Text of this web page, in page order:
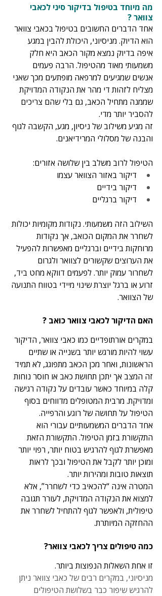
מה מיוחד בטיפול בדיקור סיני לכאבי
צוואר ?
אחד הדברים החשובים בטיפול בכאבי צוואר
הוא הדיוק. מניסיוני, היכולת להבין במגע
איפה בדיוק נמצא מקור הכאב היא חלק
משמעותי מאוד מהטיפול. הרבה פעמים
אנשים שמגיעים למרפאה מופתעים מכך שאני
מצליח לזהות די מהר את הנקודה המדויקת
שממנה מתחיל הכאב, גם בלי שהם צריכים
להסביר יותר מדי.
זה מגיע משילוב של ניסיון, מגע, הקשבה לגוף
והבנה של מסלולי המרידיאנים.
הטיפול לרוב משלב בין שלושה אזורים:
דיקור באזור הצוואר עצמו
דיקור בידיים
דיקור ברגליים
השילוב הזה משמעותי. נקודות מקומיות יכולות
לשחרר את המקום הכואב, אך נקודות
מרוחקות בידיים וברגליים מאפשרות להפעיל
את הערוצים שקשורים לצוואר ולגרום
לשחרור עמוק יותר. לפעמים דווקא מחט ביד,
זרוע או ברגל יוצרת שינוי מיידי בטווח התנועה
של הצוואר.
האם הדיקור לכאבי צוואר כואב ?
במקרים אורתופדיים כמו כאבי צוואר, הדיקור
עשוי להיות מורגש יותר בשנייה או שתיים
הראשונות, ואחר מכן הכאב מתפוגג, לא תמיד
זה המצב אך יתכן תחושת כאב או חוסר נוחות
קלה במיוחד כאשר עובדים על נקודה רגישה
ומדויקת. מרבית המטופלים מדווחים בסוף
הטיפול על תחושה של רוגע והרפייה.
אחד הדברים המשמעותיים עבורי הוא
התקשורת בזמן הטיפול. התקשורת הזאת
מאפשרת לגוף להרגיש בטוח יותר, רפוי יותר
ומוכן יותר לקבל את הטיפול ובכך לראות
תוצאות טובות ומהירות יותר.
המטרה אינה “להכאיב כדי לשחרר”, אלא
למצוא את הנקודה המדויקת, לעורר תגובה
טיפולית, ולאפשר לגוף להתחיל לשחרר את
ההחזקה המיותרת.
כמה טיפולים צריך לכאבי צוואר?
זו אחת השאלות הנפוצות ביותר.
מניסיוני, במקרים רבים של כאבי צוואר ניתן
להרגיש שיפור כבר בשלושת הטיפולים